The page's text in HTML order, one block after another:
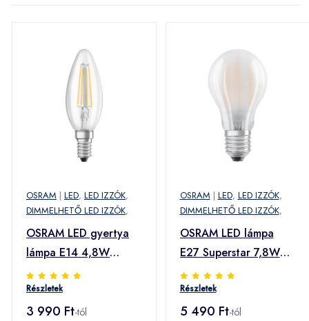
OSRAM | LED, LED IZZÓK,
DIMMELHETŐ LED IZZÓK,
OSRAM LED gyertya
lámpa E14 4,8W
általános fehér
Részletek
3 990 Ft-tól
OSRAM | LED, LED IZZÓK,
DIMMELHETŐ LED IZZÓK,
OSRAM LED lámpa
E27 Superstar 7,8W
matt 4000K dimm
Részletek
5 490 Ft-tól